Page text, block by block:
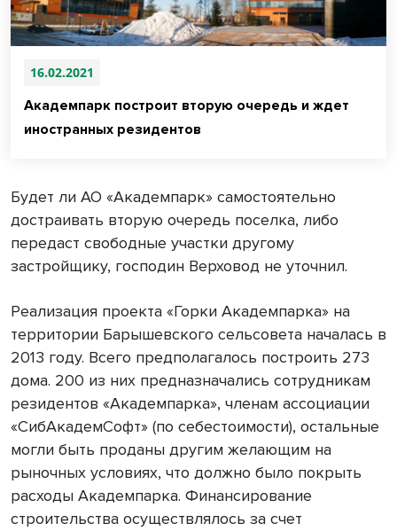
16.02.2021
Академпарк построит вторую очередь и ждет
иностранных резидентов
Будет ли АО «Академпарк» самостоятельно
достраивать вторую очередь поселка, либо
передаст свободные участки другому
застройщику, господин Верховод не уточнил.
Реализация проекта «Горки Академпарка» на
территории Барышевского сельсовета началась в
2013 году. Всего предполагалось построить 273
дома. 200 из них предназначались сотрудникам
резидентов «Академпарка», членам ассоциации
«СибАкадемСофт» (по себестоимости), остальные
могли быть проданы другим желающим на
рыночных условиях, что должно было покрыть
расходы Академпарка. Финансирование
строительства осуществлялось за счет